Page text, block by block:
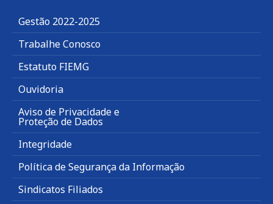
Gestão 2022-2025
Trabalhe Conosco
Estatuto FIEMG
Ouvidoria
Aviso de Privacidade e
Proteção de Dados
Integridade
Política de Segurança da Informação
Sindicatos Filiados